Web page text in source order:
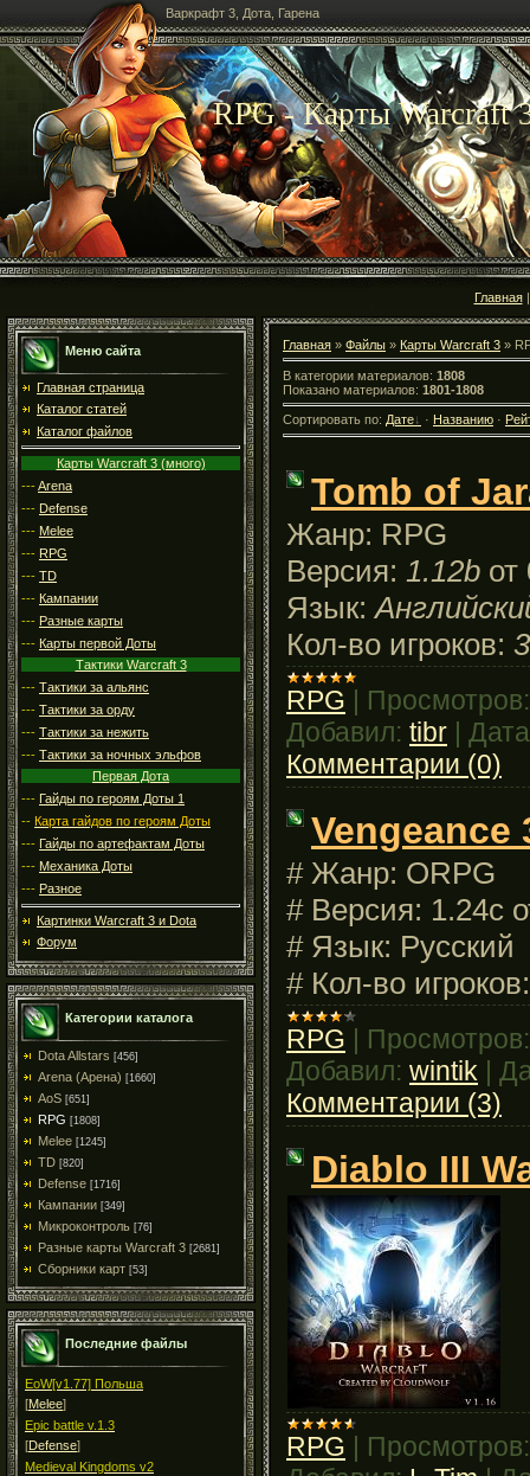
Варкрафт 3, Дота, Гарена
RPG - Карты Warcraft
Главная
Меню сайта
Главная страница
Каталог статей
Каталог файлов
Карты Warcraft 3 (много)
---Arena
--- Defense
--- Melee
--- RPG
--- TD
--- Кампании
--- Разные карты
--- Карты первой Доты
Тактики Warcraft 3
--- Тактики за альянс
--- Тактики за орду
--- Тактики за нежить
--- Тактики за ночных эльфов
Первая Дота
--- Гайды по героям Доты 1
-- Карта гайдов по героям Доты
--- Гайды по артефактам Доты
--- Механика Доты
--- Разное
Картинки Warcraft 3 и Dota
Форум
Категории каталога
Dota Allstars [456]
Arena (Арена) [1660]
AoS [651]
RPG [1808]
Melee [1245]
TD [820]
Defense [1716]
Кампании [349]
Микроконтроль [76]
Разные карты Warcraft 3 [2681]
Сборники карт [53]
Последние файлы
EoW[v1.77] Польша
[Melee]
Epic battle v.1.3
[Defense]
Medieval Kingdoms v2
Главная » Файлы » Карты Warcraft 3 »
В категории материалов: 1808
Показано материалов: 1801-1808
Сортировать по: Дате · Названию ·
Tomb of
Жанр: RPG
Версия: 1.12b от
Язык:
Кол-во игроков:
RPG | Просмотров:
Добавил: tibr |
Комментарии (0)
Vengeance
# Жанр: ORPG
# Версия: 1.24c
# Язык: Русский
# Кол-во
RPG | Просмотров:
Добавил: wintik |
Комментарии (3)
Diablo III
RPG | Просмотров: